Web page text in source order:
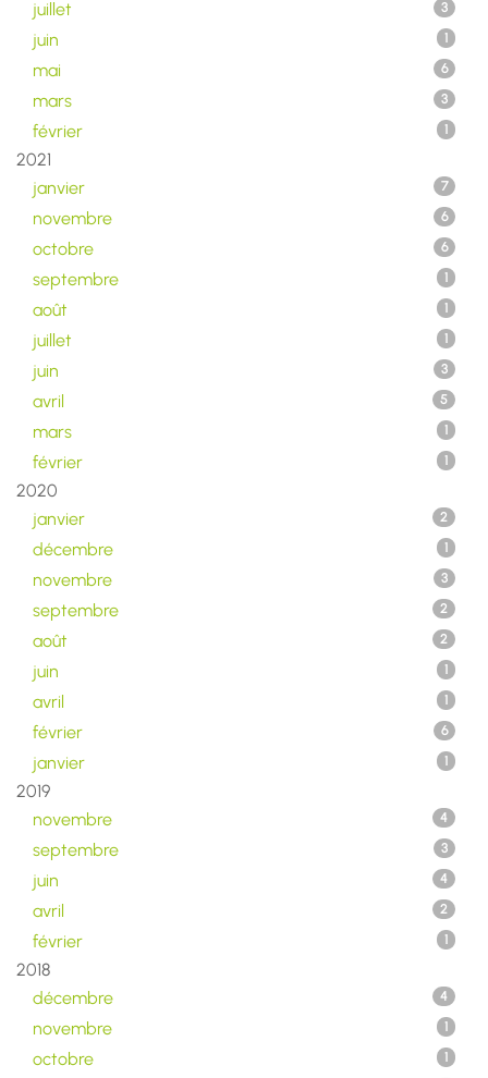
juillet 3
juin 1
mai 6
mars 3
février 1
2021
janvier
7
novembre 6
octobre 6
septembre 1
août 1
juillet 1
juin 3
avril 5
mars 1
février 1
2020
janvier
2
décembre 1
novembre 3
septembre 2
août 2
juin 1
avril 1
février 6
janvier 1
2019
novembre
4
septembre 3
juin 4
avril 2
février 1
2018
décembre
4
novembre 1
octobre 1